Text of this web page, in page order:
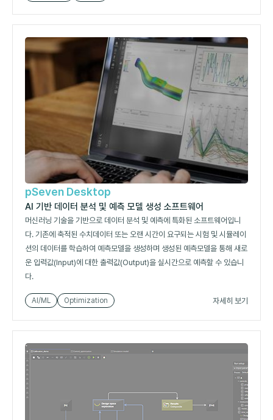
pSeven Desktop
AI 기반 데이터 분석 및 예측 모델 생성 소프트웨어
머신러닝 기술을 기반으로 데이터 분석 및 예측에 특화된 소프트웨어입니
다. 기존에 축적된 수치데이터 또는 오랜 시간이 요구되는 시험 및 시뮬레이
션의 데이터를 학습하여 예측모델을 생성하며 생성된 예측모델을 통해 새로
운 입력값(Input)에 대한 출력값(Output)을 실시간으로 예측할 수 있습니
다.
AI/ML Optimization 자세히 보기